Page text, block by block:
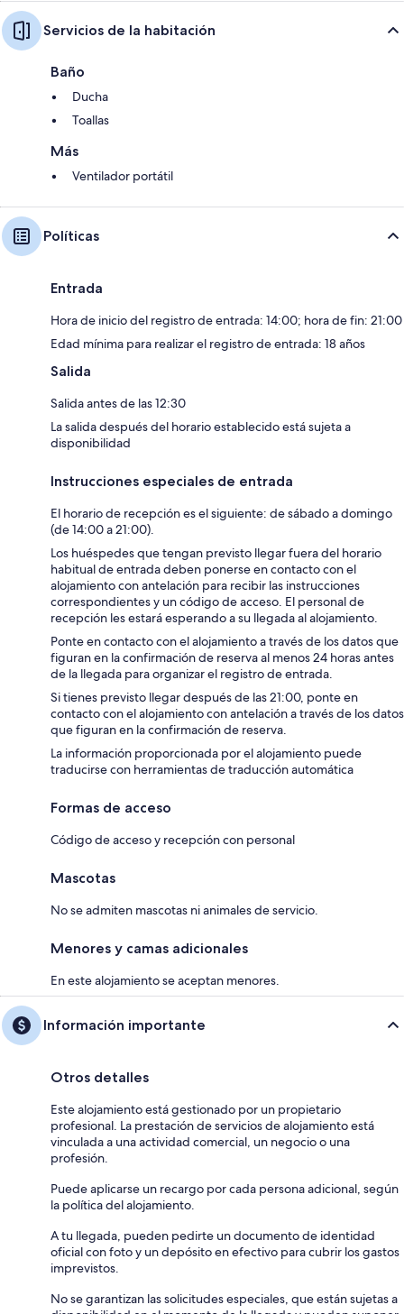
Servicios de la habitación
Baño
Ducha
Toallas
Más
Ventilador portátil
Políticas
Entrada
Hora de inicio del registro de entrada: 14:00; hora de fin: 21:00
Edad mínima para realizar el registro de entrada: 18 años
Salida
Salida antes de las 12:30
La salida después del horario establecido está sujeta a
disponibilidad
Instrucciones especiales de entrada
El horario de recepción es el siguiente: de sábado a domingo
(de 14:00 a 21:00).
Los huéspedes que tengan previsto llegar fuera del horario
habitual de entrada deben ponerse en contacto con el
alojamiento con antelación para recibir las instrucciones
correspondientes y un código de acceso. El personal de
recepción les estará esperando a su llegada al alojamiento.
Ponte en contacto con el alojamiento a través de los datos que
figuran en la confirmación de reserva al menos 24 horas antes
de la llegada para organizar el registro de entrada.
Si tienes previsto llegar después de las 21:00, ponte en
contacto con el alojamiento con antelación a través de los datos
que figuran en la confirmación de reserva.
La información proporcionada por el alojamiento puede
traducirse con herramientas de traducción automática
Formas de acceso
Código de acceso y recepción con personal
Mascotas
No se admiten mascotas ni animales de servicio.
Menores y camas adicionales
En este alojamiento se aceptan menores.
Información importante
Otros detalles
Este alojamiento está gestionado por un propietario
profesional. La prestación de servicios de alojamiento está
vinculada a una actividad comercial, un negocio o una
profesión.
Puede aplicarse un recargo por cada persona adicional, según
la política del alojamiento.
A tu llegada, pueden pedirte un documento de identidad
oficial con foto y un depósito en efectivo para cubrir los gastos
imprevistos.
No se garantizan las solicitudes especiales, que están sujetas a